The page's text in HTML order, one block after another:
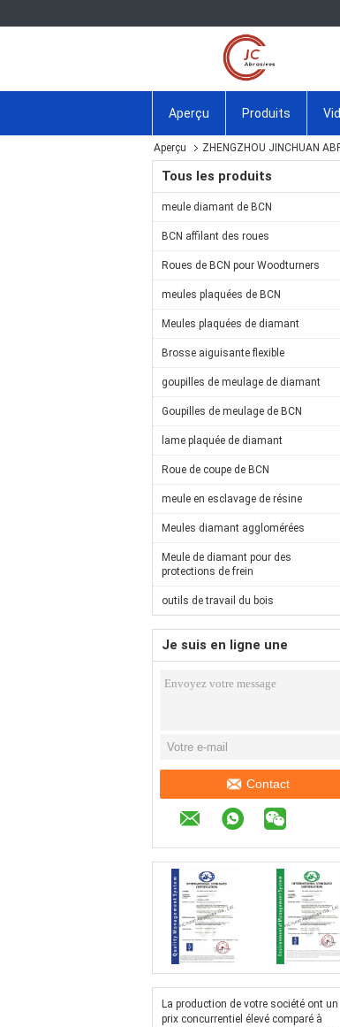
Aperçu Produits
Aperçu ZHENGZHOU JINCHUAN
Tous les produits
meule diamant de BCN
BCN affilant des roues
Roues de BCN pour Woodturners
meules plaquées de BCN
Meules plaquées de diamant
Brosse aiguisante flexible
goupilles de meulage de diamant
Goupilles de meulage de BCN
lame plaquée de diamant
Roue de coupe de BCN
meule en esclavage de résine
Meules diamant agglomérées
Meule de diamant pour des
protections de frein
outils de travail du bois
Je suis en ligne une
discussion en ligne
Contact
La production de votre société ont un
prix concurrentiel élevé comparé à